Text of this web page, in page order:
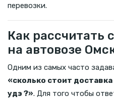
перевозки.
Как рассчитать
на автовозе
Одним из самых часто
«сколько стоит
удэ ?». Для того чтобы